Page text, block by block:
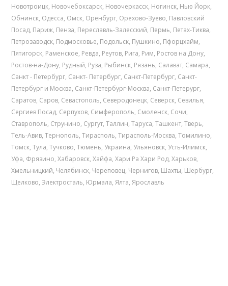
Новотроицк, Новочебоксарск, Новочеркасск, Ногинск, Нью Йорк,
Обнинск, Одесса, Омск, Оренбург, Орехово-Зуево, Павловский
Посад, Париж, Пенза, Переславль-Залесский, Пермь, Петах-Тиква,
Петрозаводск, Подмосковье, Подольск, Пушкино, Пфорцхайм,
Пятигорск, Раменское, Ревда, Реутов, Рига, Рим, Ростов на Дону,
Ростов-на-Дону, Рудный, Руза, Рыбинск, Рязань, Салават, Самара,
Санкт - Петербург, Санкт- Петербург, Санкт-Петербург, Санкт-
Петербург и Москва, Санкт-Петербург-Москва, Санкт-Петерург,
Саратов, Саров, Севастополь, Северодонецк, Северск, Севилья,
Сергиев Посад, Серпухов, Симферополь, Смоленск, Сочи,
Ставрополь, Струнино, Сургут,Таллин,Таруса,Ташкент,Тверь,
Тель-Авив,Тернополь,Тирасполь,Тирасполь-Москва,Томилино,
Томск,Тула,Тучково,Тюмень, Украина, Ульяновск, Усть-Илимск,
Уфа, Фрязино,Хабаровск,Хайфа,Хари Ра Хари Род,Харьков,
Хмельницкий, Челябинск, Череповец, Чернигов, Шахты, Шербург,
Щелково,Электросталь, Юрмала,Ялта,Ярославль